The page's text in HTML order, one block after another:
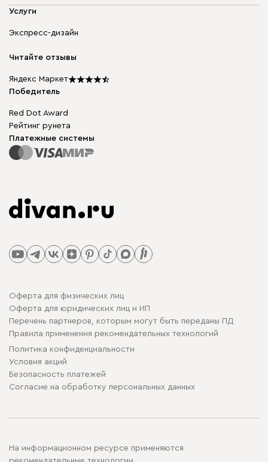
Доставка и оплата
диван.клуб
Карьера
Подарочные сертификаты
Мы в прессе
Мягкая мебель
Бескаркасная мебель
Столы и стулья
Услуги
Экспресс-дизайн
Читайте отзывы
Яндекс Маркет
Победитель
Red Dot Award
Рейтинг рунета
Платежные системы
Оферта для физических лиц
Оферта для юридических лиц и ИП
Перечень партнеров, которым могут быть переданы ПД
Правила применения рекомендательных технологий
Политика конфиденциальности
Условия акций
Безопасность платежей
Cогласие на обработку персональных данных
На информационном ресурсе применяются